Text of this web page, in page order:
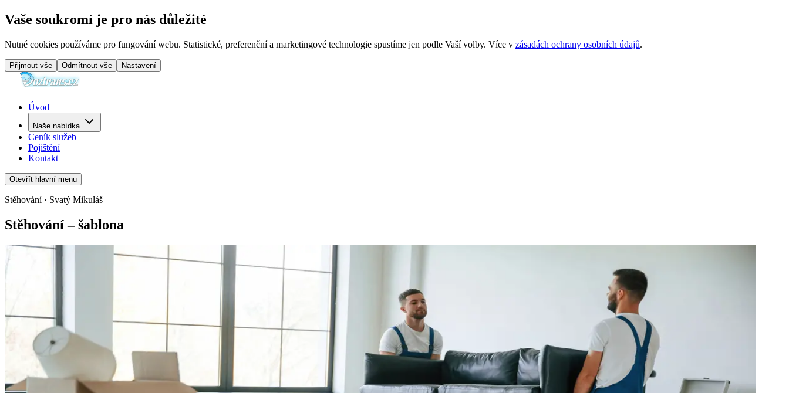
Vaše soukromí je pro nás důležité
Nutné cookies používáme pro fungování webu. Statistické, preferenční a marketingové technologie spustíme jen podle Vaší volby. Více v zásadách ochrany osobních údajů.
Přijmout vše Odmítnout vše Nastavení
Úvod
Naše nabídka
Ceník služeb
Pojištění
Kontakt
Otevřít hlavní menu
Stěhování · Svatý Mikuláš
Stěhování – šablona